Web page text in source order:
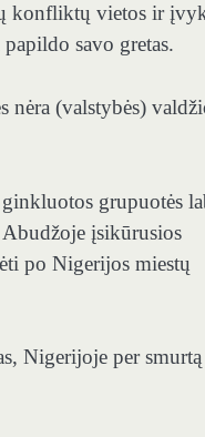
konfliktų vietos ir
savo gretas.
nėra (valstybės)
grupuotės
įsikūrusios
po Nigerijos miestų
Nigerijoje per smurtą